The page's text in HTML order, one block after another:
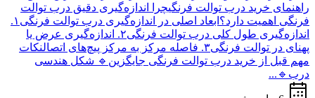
راهنمای خرید درب توالت فرنگیچرا اندازه‌گیری دقیق درب توالت
فرنگی اهمیت دارد؟ابعاد اصلی در اندازه‌گیری درب توالت فرنگی۱.
اندازه‌گیری طول کلی درب توالت فرنگی۲. اندازه‌گیری عرض یا
پهنای در توالت فرنگی۳. فاصله مرکز به مرکز پیچ‌های اتصالنکات
مهم قبل از خرید درب توالت فرنگی جایگزین🔹 شکل هندسی
درب🔹...